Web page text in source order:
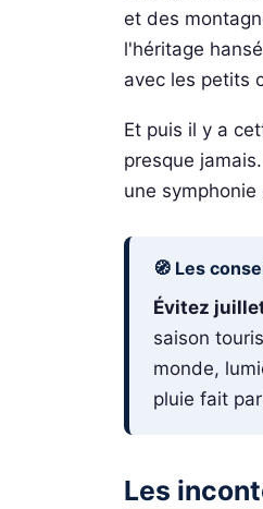
et des
l'héritage
avec les petits
Et puis il y a
presque
une
🧭 Les
Évitez
saison
monde,
pluie fait
Les